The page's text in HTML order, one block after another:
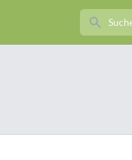
Search